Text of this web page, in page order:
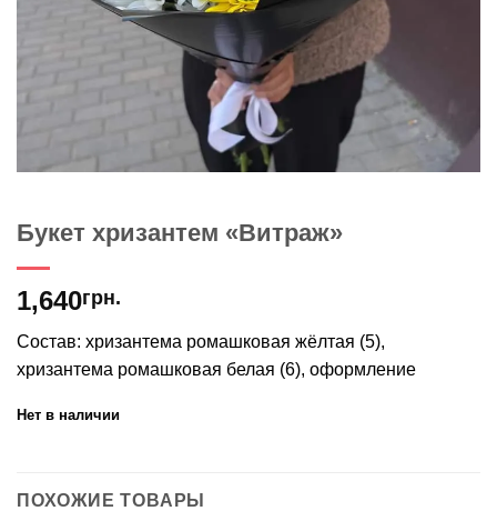
Букет хризантем «Витраж»
1,640грн.
Состав: хризантема ромашковая жёлтая (5),
хризантема ромашковая белая (6), оформление
Нет в наличии
ПОХОЖИЕ ТОВАРЫ